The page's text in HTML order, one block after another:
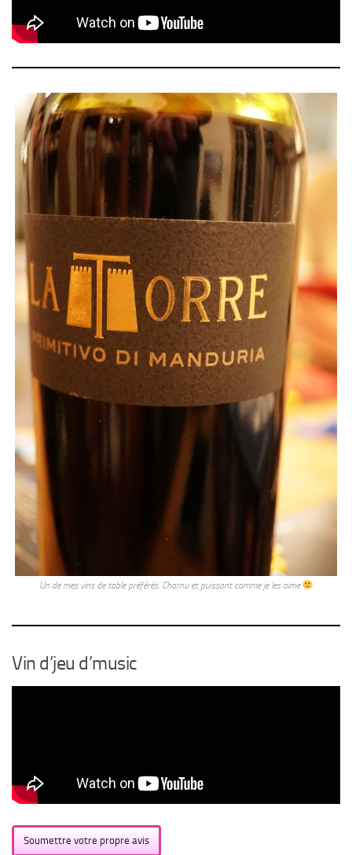
Un de mes vins de table préférés. Charnu et puissant comme je les aime
Vin d’jeu d’music
Soumettre votre propre avis